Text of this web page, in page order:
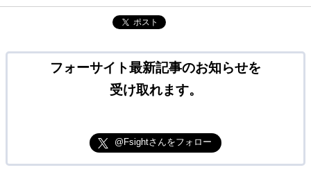
ポスト
フォーサイト最新記事のお知らせを
受け取れます。
@Fsightさんをフォロー